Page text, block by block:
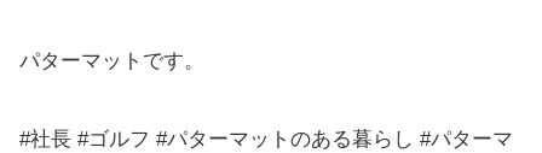
パターマットです。
#社長 #ゴルフ #パターマットのある暮らし #パターマ